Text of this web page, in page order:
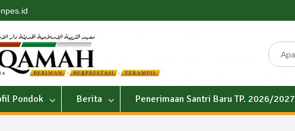
Search
for:
Pondok Berita Penerimaan Santri Baru TP. 2026/2027